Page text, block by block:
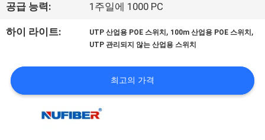
행
품
공급 능력: 1주일에 1000 PC
하이 라이트: UTP 산업용 POE 스위치 , 100m 산업용 POE 스위치 ,
UTP 관리되지 않는 산업용 스위치
최고의 가격